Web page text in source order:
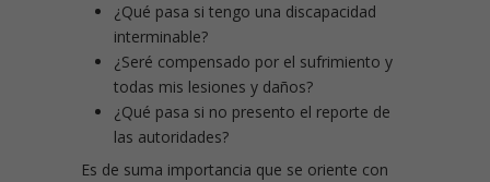
¿Qué pasa si tengo una discapacidad
interminable?
¿Seré compensado por el sufrimiento y
todas mis lesiones y daños?
¿Qué pasa si no presento el reporte de
las autoridades?
Es de suma importancia que se oriente con